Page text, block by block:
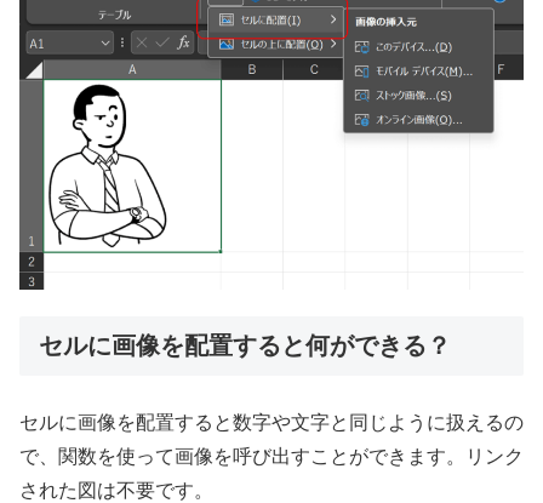
セルに画像を配置すると何ができる？
セルに画像を配置すると数字や文字と同じように扱えるの
で、関数を使って画像を呼び出すことができます。リンク
された図は不要です。